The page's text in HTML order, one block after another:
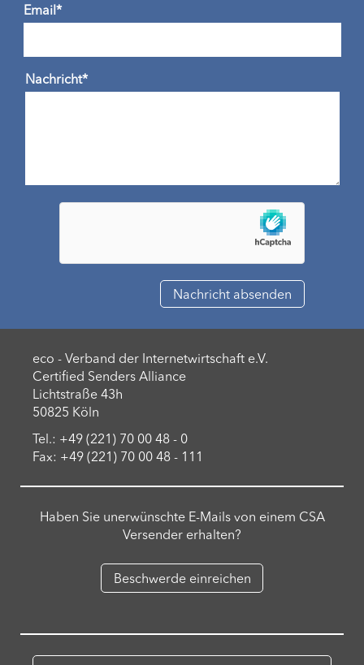
Email*
Nachricht*
eco - Verband der Internetwirtschaft e.V.
Certified Senders Alliance
Lichtstraße 43h
50825 Köln
Tel.: +49 (221) 70 00 48 - 0
Fax: +49 (221) 70 00 48 - 111
Haben Sie unerwünschte E-Mails von einem CSA
Versender erhalten?
Beschwerde einreichen